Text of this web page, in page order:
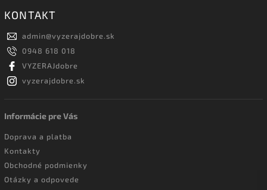
KONTAKT
admin@vyzerajdobre.sk
0948 618 018
VYZERAJdobre
vyzerajdobre.sk
Informácie pre Vás
Doprava a platba
Kontakty
Obchodné podmienky
Otázky a odpovede